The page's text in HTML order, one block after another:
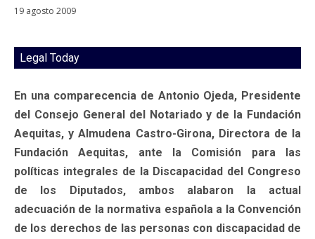
19 agosto 2009
Legal Today
En una comparecencia de Antonio Ojeda, Presidente
del Consejo General del Notariado y de la Fundación
Aequitas, y Almudena Castro-Girona, Directora de la
Fundación Aequitas, ante la Comisión para las
políticas integrales de la Discapacidad del Congreso
de los Diputados, ambos alabaron la actual
adecuación de la normativa española a la Convención
de los derechos de las personas con discapacidad de